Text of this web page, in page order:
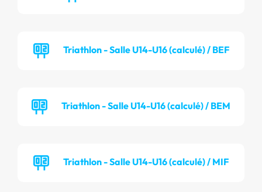
Triathlon - Salle U14-U16 (calculé) / BEF
Triathlon - Salle U14-U16 (calculé) / BEM
Triathlon - Salle U14-U16 (calculé) / MIF